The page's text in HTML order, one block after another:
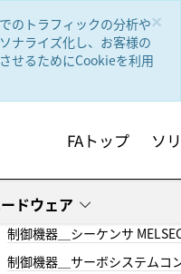
×
のトラフィックの分析や
ナライズ化し、お客様の
せるためにCookieを利用
FAトップ ソ
ドウェア
制御機器＿シーケンサ
制御機器＿サーボシステムコ